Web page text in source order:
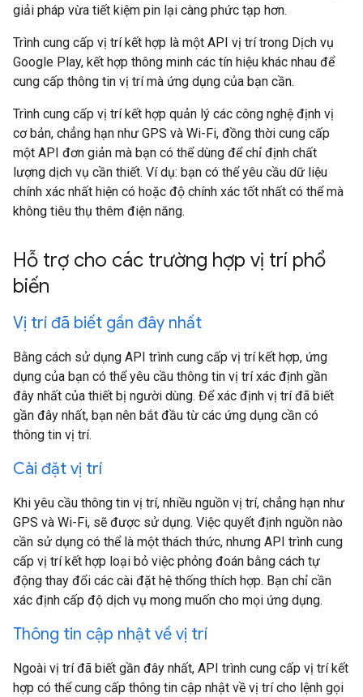
giải pháp vừa tiết kiệm pin lại càng phức tạp hơn.
Trình cung cấp vị trí kết hợp là một API vị trí trong Dịch vụ
Google Play, kết hợp thông minh các tín hiệu khác nhau để
cung cấp thông tin vị trí mà ứng dụng của bạn cần.
Trình cung cấp vị trí kết hợp quản lý các công nghệ định vị
cơ bản, chẳng hạn như GPS và Wi-Fi, đồng thời cung cấp
một API đơn giản mà bạn có thể dùng để chỉ định chất
lượng dịch vụ cần thiết. Ví dụ: bạn có thể yêu cầu dữ liệu
chính xác nhất hiện có hoặc độ chính xác tốt nhất có thể mà
không tiêu thụ thêm điện năng.
Hỗ trợ cho các trường hợp vị trí phổ
biến
Vị trí đã biết gần đây nhất
Bằng cách sử dụng API trình cung cấp vị trí kết hợp, ứng
dụng của bạn có thể yêu cầu thông tin vị trí xác định gần
đây nhất của thiết bị người dùng. Để xác định vị trí đã biết
gần đây nhất, bạn nên bắt đầu từ các ứng dụng cần có
thông tin vị trí.
Cài đặt vị trí
Khi yêu cầu thông tin vị trí, nhiều nguồn vị trí, chẳng hạn như
GPS và Wi-Fi, sẽ được sử dụng. Việc quyết định nguồn nào
cần sử dụng có thể là một thách thức, nhưng API trình cung
cấp vị trí kết hợp loại bỏ việc phỏng đoán bằng cách tự
động thay đổi các cài đặt hệ thống thích hợp. Bạn chỉ cần
xác định cấp độ dịch vụ mong muốn cho mọi ứng dụng.
Thông tin cập nhật về vị trí
Ngoài vị trí đã biết gần đây nhất, API trình cung cấp vị trí kết
hợp có thể cung cấp thông tin cập nhật về vị trí cho lệnh gọi